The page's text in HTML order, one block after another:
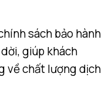
sách bảo hành
giúp khách
về chất lượng dịch